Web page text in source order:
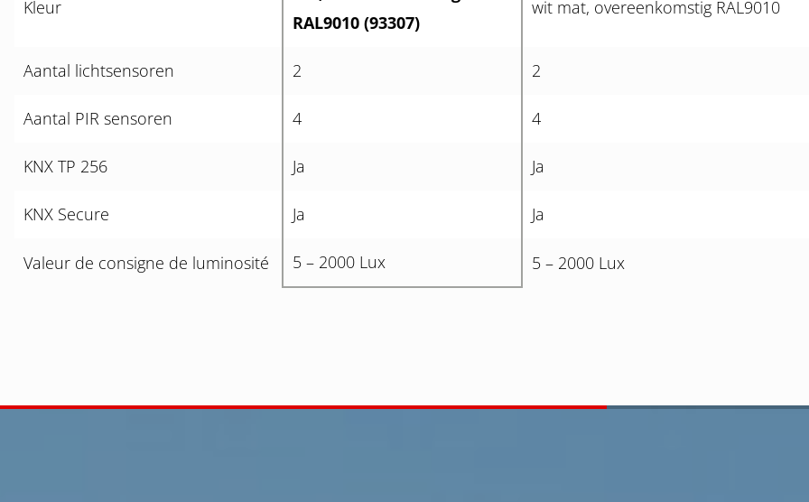
Kleur
RAL9010 (93307)
wit mat, overeenkomstig RAL9010
Aantal lichtsensoren 2 2
Aantal PIR sensoren 4 4
KNX TP 256 Ja Ja
KNX Secure Ja Ja
Valeur de consigne de luminosité 5 – 2000 Lux 5 – 2000 Lux